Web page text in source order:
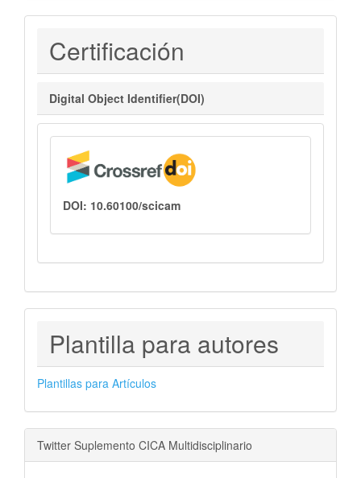
Certificaciones
Certificación
Digital Object Identifier(DOI)
DOI: 10.60100/scicam
PLANTILLAS
PARA
AUTORES
Plantilla para autores
Plantillas para Artículos
Twitter Suplemento CICA Multidisciplinario